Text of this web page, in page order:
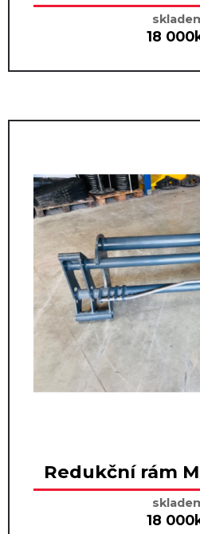
18
Redukční rám
18